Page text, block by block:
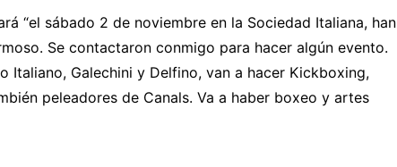
“el sábado 2 de noviembre en la Sociedad Italiana, han
Se contactaron conmigo para hacer algún evento.
Italiano, Galechini y Delfino, van a hacer Kickboxing,
peleadores de Canals. Va a haber boxeo y artes